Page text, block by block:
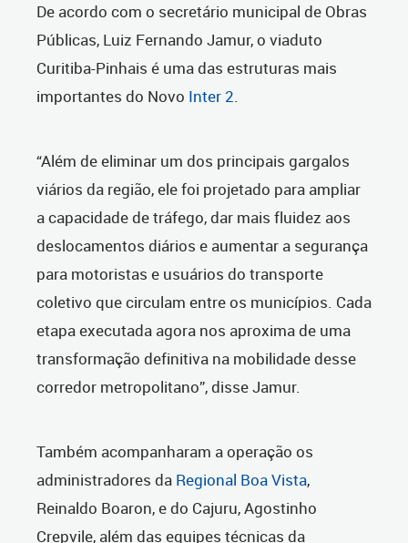
De acordo com o secretário municipal de Obras
Públicas, Luiz Fernando Jamur, o viaduto
Curitiba-Pinhais é uma das estruturas mais
importantes do Novo Inter 2.
“Além de eliminar um dos principais gargalos
viários da região, ele foi projetado para ampliar
a capacidade de tráfego, dar mais fluidez aos
deslocamentos diários e aumentar a segurança
para motoristas e usuários do transporte
coletivo que circulam entre os municípios. Cada
etapa executada agora nos aproxima de uma
transformação definitiva na mobilidade desse
corredor metropolitano”, disse Jamur.
Também acompanharam a operação os
administradores da Regional Boa Vista,
Reinaldo Boaron, e do Cajuru, Agostinho
Crepvile, além das equipes técnicas da